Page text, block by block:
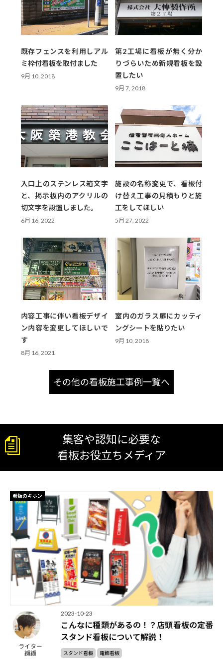
既存フェンスを利用しアル
ミ枠付看板を取付ました
9月 10, 2018
第2工場に看板が無く分か
りづらいため新規看板を設
置したい
9月 7, 2018
入口上のステンレス箱文字
と、掲示板内のアクリルの
切文字を設置しました。
6月 16, 2022
施設の名称変更で、看板付
け替え工事の見積もりと施
工をしてほしい
5月 27, 2022
内容工事に伴い看板デザイ
ン内容を変更してほしいで
す
8月 16, 2021
室内のガラス扉にカッティ
ングシートを貼りたい
9月 10, 2018
その他の看板施工事例一覧へ
集客や認知に必要な
看板お役立ちメディア
看板のキホン
ライター
纐纈
2023-10-23
こんなに種類があるの！？店頭看板の定番
スタンド看板について解説！
スタンド看板 電飾看板